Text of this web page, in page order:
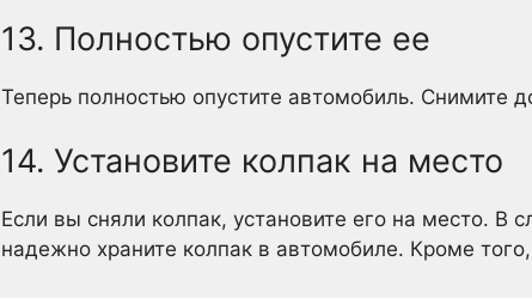
13. Полностью опустите ее
Теперь полностью опустите автомобиль. Снимите
14. Установите колпак на место
Если вы сняли колпак, установите его на место. В
надежно храните колпак в автомобиле. Кроме